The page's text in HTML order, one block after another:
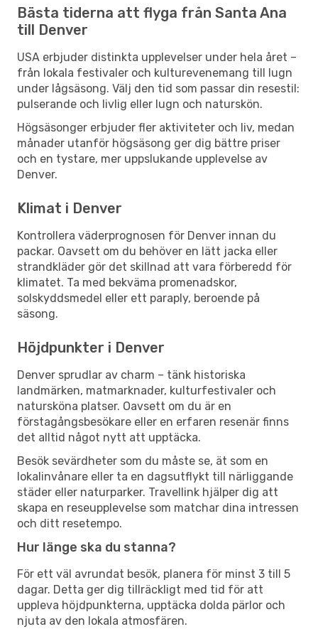
Bästa tiderna att flyga från Santa Ana
till Denver
USA erbjuder distinkta upplevelser under hela året –
från lokala festivaler och kulturevenemang till lugn
under lågsäsong. Välj den tid som passar din resestil:
pulserande och livlig eller lugn och naturskön.
Högsäsonger erbjuder fler aktiviteter och liv, medan
månader utanför högsäsong ger dig bättre priser
och en tystare, mer uppslukande upplevelse av
Denver.
Klimat i Denver
Kontrollera väderprognosen för Denver innan du
packar. Oavsett om du behöver en lätt jacka eller
strandkläder gör det skillnad att vara förberedd för
klimatet. Ta med bekväma promenadskor,
solskyddsmedel eller ett paraply, beroende på
säsong.
Höjdpunkter i Denver
Denver sprudlar av charm – tänk historiska
landmärken, matmarknader, kulturfestivaler och
natursköna platser. Oavsett om du är en
förstagångsbesökare eller en erfaren resenär finns
det alltid något nytt att upptäcka.
Besök sevärdheter som du måste se, ät som en
lokalinvånare eller ta en dagsutflykt till närliggande
städer eller naturparker. Travellink hjälper dig att
skapa en reseupplevelse som matchar dina intressen
och ditt resetempo.
Hur länge ska du stanna?
För ett väl avrundat besök, planera för minst 3 till 5
dagar. Detta ger dig tillräckligt med tid för att
uppleva höjdpunkterna, upptäcka dolda pärlor och
njuta av den lokala atmosfären.